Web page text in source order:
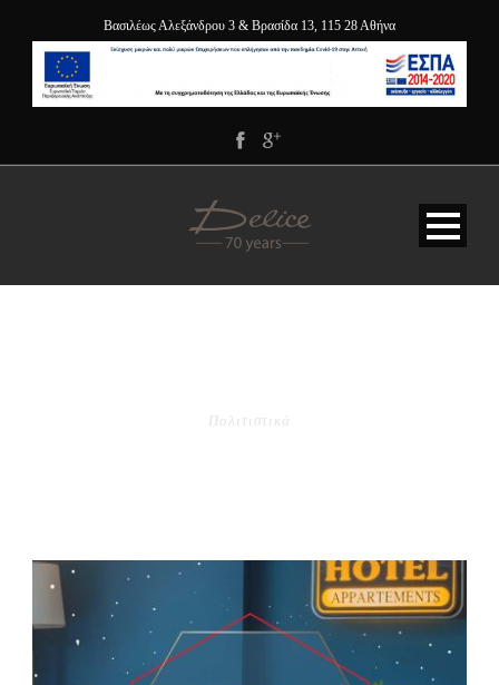
Βασιλέως Αλεξάνδρου 3 & Βρασίδα 13, 115 28 Αθήνα
Πολιτιστικά